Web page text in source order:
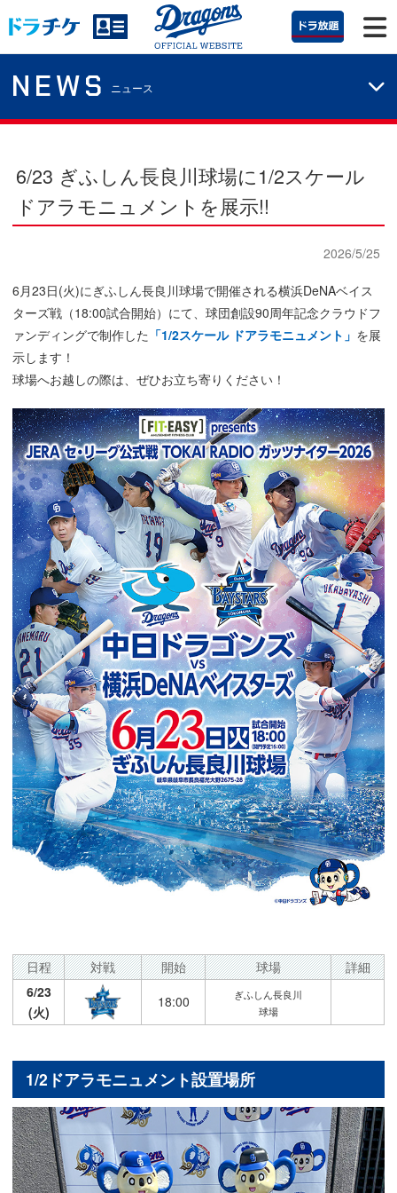
NEWS ニュース
6/23 ぎふしん長良川球場に1/2スケール
ドアラモニュメントを展示!!
2026/5/25
6月23日(火)にぎふしん長良川球場で開催される横浜DeNAベイス
ターズ戦（18:00試合開始）にて、球団創設90周年記念クラウドフ
ァンディングで制作した 「1/2スケール ドアラモニュメント」 を展
示します！
球場へお越しの際は、ぜひお立ち寄りください！
日程 対戦 開始 球場
詳細
6/23
(火)
18:00
ぎふしん長良川
球場
1/2ドアラモニュメント設置場所